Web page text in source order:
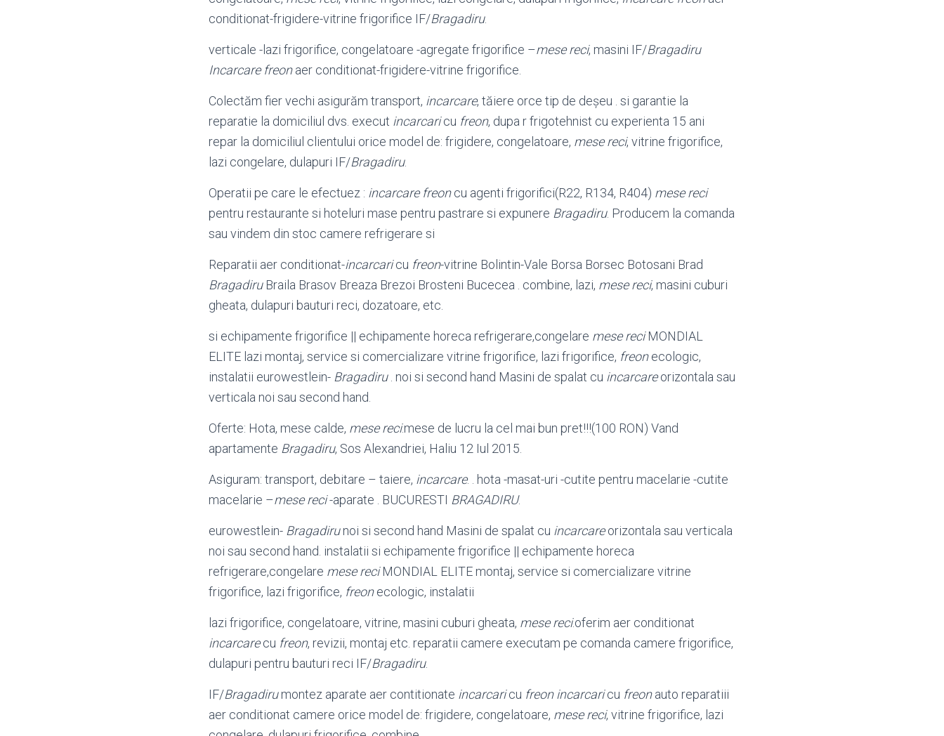
conditionat-frigidere-vitrine frigorifice IF/Bragadiru.
verticale -lazi frigorifice, congelatoare -agregate frigorifice –mese reci, masini IF/Bragadiru
Incarcare freonaer conditionat-frigidere-vitrine frigorifice.
Colectăm fier vechi asigurăm transport, incarcare, tăiere orce tip de deșeu . si garantie la
reparatie la domiciliul dvs. execut incarcaricu freon, dupa r frigotehnist cu experienta 15 ani
repar la domiciliul clientului orice model de: frigidere, congelatoare, mese reci, vitrine frigorifice,
lazi congelare, dulapuri IF/Bragadiru.
Operatii pe care le efectuez : incarcare freoncu agenti frigorifici(R22, R134, R404) mese reci
pentru restaurante si hoteluri mase pentru pastrare si expunere Bragadiru. Producem la comanda
sau vindem din stoc camere refrigerare si
Reparatii aer conditionat-incarcaricu freon-vitrine Bolintin-Vale Borsa Borsec Botosani Brad
BragadiruBraila Brasov Breaza Brezoi Brosteni Bucecea . combine, lazi, mese reci, masini cuburi
gheata, dulapuri bauturi reci, dozatoare, etc.
si echipamente frigorifice || echipamente horeca refrigerare,congelare mese reciMONDIAL
ELITE lazi montaj, service si comercializare vitrine frigorifice, lazi frigorifice, freonecologic,
instalatii eurowestlein- Bragadiru. noi si second hand Masini de spalat cu incarcareorizontala sau
verticala noi sau second hand.
Oferte: Hota, mese calde, mese reci.mese de lucru la cel mai bun pret!!!(100 RON) Vand
apartamente Bragadiru, Sos Alexandriei, Haliu 12 Iul 2015.
Asiguram: transport, debitare – taiere, incarcare. . hota -masat-uri -cutite pentru macelarie -cutite
macelarie –mese reci-aparate . BUCURESTI BRAGADIRU.
eurowestlein- Bragadirunoi si second hand Masini de spalat cu incarcareorizontala sau verticala
noi sau second hand. instalatii si echipamente frigorifice || echipamente horeca
refrigerare,congelare mese reciMONDIAL ELITE montaj, service si comercializare vitrine
frigorifice, lazi frigorifice, freonecologic, instalatii
lazi frigorifice, congelatoare, vitrine, masini cuburi gheata, mese reci.oferim aer conditionat
incarcarecu freon, revizii, montaj etc. reparatii camere executam pe comanda camere frigorifice,
dulapuri pentru bauturi reci IF/Bragadiru.
IF/Bragadirumontez aparate aer contitionate incarcaricu freon incarcaricu freonauto reparatiii
aer conditionat camere orice model de: frigidere, congelatoare, mese reci, vitrine frigorifice, lazi